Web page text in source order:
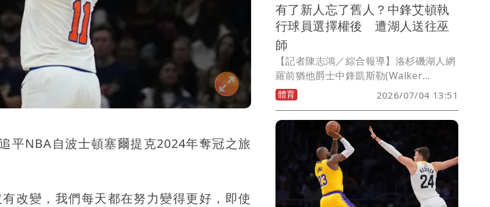
平NBA自波士頓塞爾提克2024年奪冠之旅
改變，我們每天都在努力變得更好，即使
有了新人忘了舊人？中鋒艾頓執
行球員選擇權後 遭湖人送往巫
師
【記者陳志鴻／綜合報導】洛杉磯湖人網
羅前猶他爵士中鋒凱斯勒(Walker
Kessler)後，決定將剛執行下季球員選擇
權(810 萬美元)的中鋒艾頓(Deandre
Ayton)送往華盛頓巫師，換來後衛哈迪
(Jaden Hardy)與2個第2輪選秀權(2031
年與2032年)。
體育 2026/07/04 13:51